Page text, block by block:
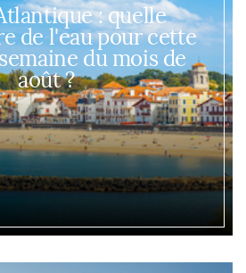
: quelle
de l'eau pour cette
du mois de
août ?